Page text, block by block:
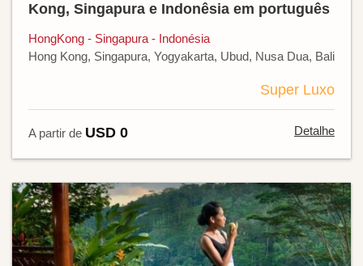
Kong, Singapura e Indonêsia em português
HongKong - Singapura - Indonésia
Hong Kong, Singapura, Yogyakarta, Ubud, Nusa Dua, Bali
Super Luxo
A partir de USD 0 Detalhe